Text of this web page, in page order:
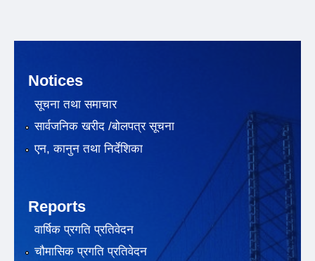
Notices
सूचना तथा समाचार
सार्वजनिक खरीद /बोलपत्र सूचना
एन, कानुन तथा निर्देशिका
Reports
वार्षिक प्रगति प्रतिवेदन
चौमासिक प्रगति प्रतिवेदन